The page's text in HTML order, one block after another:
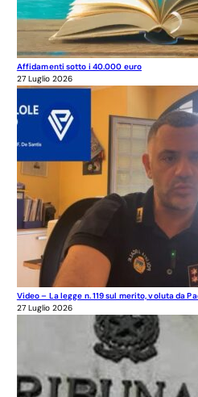
Affidamenti sotto i 40.000 euro
27 Luglio 2026
Video – La legge n. 119 sul merito, voluta da
27 Luglio 2026